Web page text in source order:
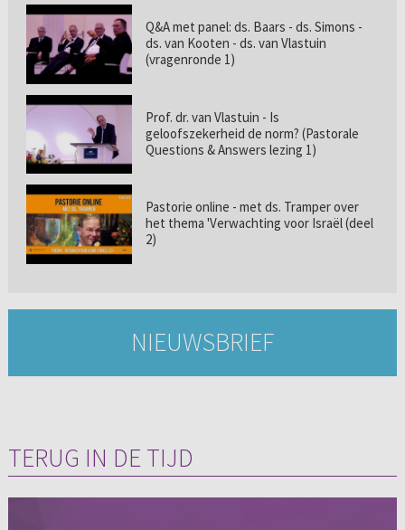
Q&A met panel: ds. Baars - ds. Simons -
ds. van Kooten - ds. van Vlastuin
(vragenronde 1)
Prof. dr. van Vlastuin - Is
geloofszekerheid de norm? (Pastorale
Questions & Answers lezing 1)
Pastorie online - met ds. Tramper over
het thema 'Verwachting voor Israël (deel
2)
NIEUWSBRIEF
TERUG IN DE TIJD